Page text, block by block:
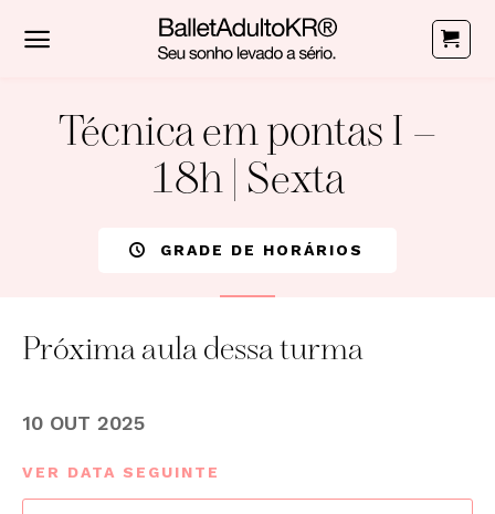
Técnica em pontas I –
18h | Sexta
GRADE DE HORÁRIOS
Próxima aula dessa turma
10 OUT 2025
VER DATA SEGUINTE